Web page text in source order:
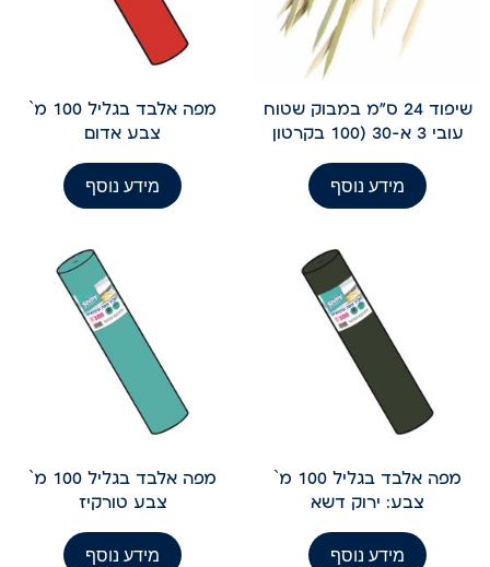
שיפוד 24 ס"מ במבוק שטוח
עובי 3 א-30 (100 בקרטון
מידע נוסף
מפה אלבד בגליל 100 מ`
צבע אדום
מידע נוסף
מפה אלבד בגליל 100 מ`
צבע: ירוק דשא
מידע נוסף
מפה אלבד בגליל 100 מ`
צבע טורקיז
מידע נוסף